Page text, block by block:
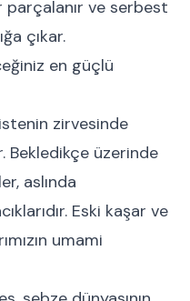
ve serbest
çıkar.
en güçlü
zirvesinde
Bekledikçe üzerinde
aslında
Eski kaşar ve
umami